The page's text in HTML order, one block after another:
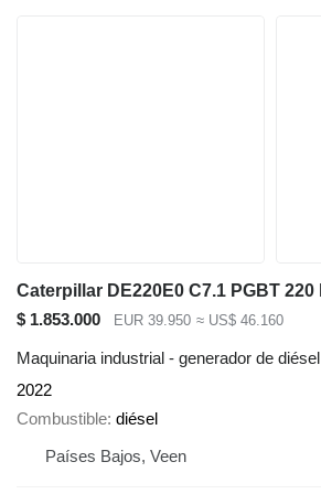
$ 1.853.000 EUR 39.950 ≈ US$ 46.160
Maquinaria industrial - generador de diésel
2022
Combustible diésel
Países Bajos, Veen